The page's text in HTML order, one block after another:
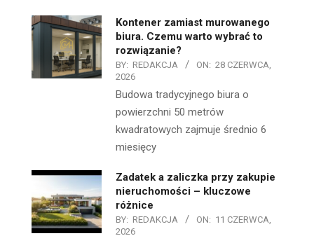
Kontener zamiast murowanego
biura. Czemu warto wybrać to
rozwiązanie?
BY: REDAKCJA ON: 28 CZERWCA,
2026
Budowa tradycyjnego biura o
powierzchni 50 metrów
kwadratowych zajmuje średnio 6
miesięcy
Zadatek a zaliczka przy zakupie
nieruchomości – kluczowe
różnice
BY: REDAKCJA ON: 11 CZERWCA,
2026